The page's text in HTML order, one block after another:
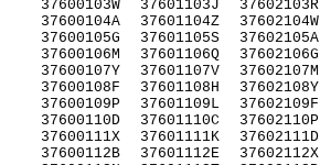
37600103W
37600104A
37600105G
37600106M
37600107Y
37600108F
37600109P
37600110D
37600111X
37600112B
37601103J
37601104Z
37601105S
37601106Q
37601107V
37601108H
37601109L
37601110C
37601111K
37601112E
37602103R
37602104W
37602105A
37602106G
37602107M
37602108Y
37602109F
37602110P
37602111D
37602112X